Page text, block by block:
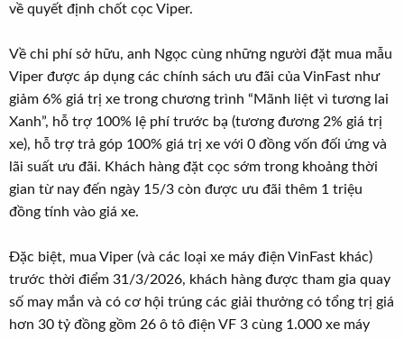
về quyết định chốt cọc Viper.
Về chi phí sở hữu, anh Ngọc cùng những người đặt mua mẫu
Viper được áp dụng các chính sách ưu đãi của VinFast như
giảm 6% giá trị xe trong chương trình “Mãnh liệt vì tương lai
Xanh”, hỗ trợ 100% lệ phí trước bạ (tương đương 2% giá trị
xe), hỗ trợ trả góp 100% giá trị xe với 0 đồng vốn đối ứng và
lãi suất ưu đãi. Khách hàng đặt cọc sớm trong khoảng thời
gian từ nay đến ngày 15/3 còn được ưu đãi thêm 1 triệu
đồng tính vào giá xe.
Đặc biệt, mua Viper (và các loại xe máy điện VinFast khác)
trước thời điểm 31/3/2026, khách hàng được tham gia quay
số may mắn và có cơ hội trúng các giải thưởng có tổng trị giá
hơn 30 tỷ đồng gồm 26 ô tô điện VF 3 cùng 1.000 xe máy